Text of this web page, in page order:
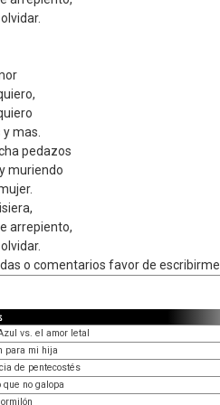
mas.
pedazos
muriendo
arrepiento,
o comentarios favor de escribirme.
vs. el amor letal
para mi hija
de pentecostés
no galopa